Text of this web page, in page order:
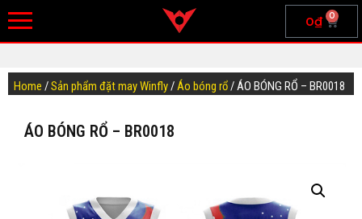
0₫ 0
Home /Sản phẩm đặt may Winfly/Áo bóng rổ/ ÁO BÓNG RỔ – BR0018
ÁO BÓNG RỔ – BR0018